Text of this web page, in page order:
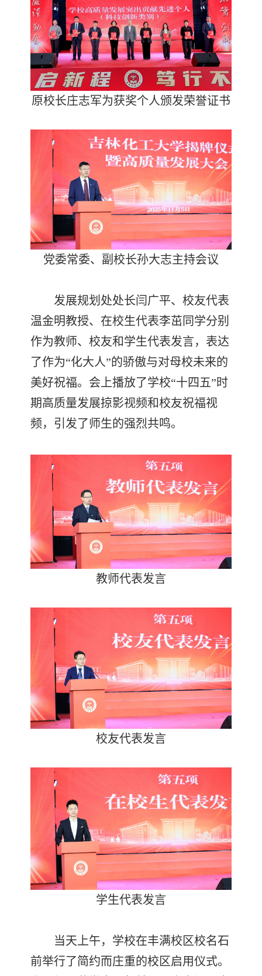
原校长庄志军为获奖个人颁发荣誉证书
党委常委、副校长孙大志主持会议
发展规划处处长闫广平、校友代表
温金明教授、在校生代表李茁同学分别
作为教师、校友和学生代表发言，表达
了作为“化大人”的骄傲与对母校未来的
美好祝福。会上播放了学校“十四五”时
期高质量发展掠影视频和校友祝福视
频，引发了师生的强烈共鸣。
教师代表发言
校友代表发言
学生代表发言
当天上午，学校在丰满校区校名石
前举行了简约而庄重的校区启用仪式。